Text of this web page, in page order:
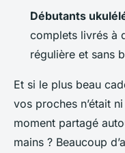
Débutants
complets livrés à
régulière et sans
Et si le plus beau
vos proches n’était
moment partagé
mains ? Beaucoup